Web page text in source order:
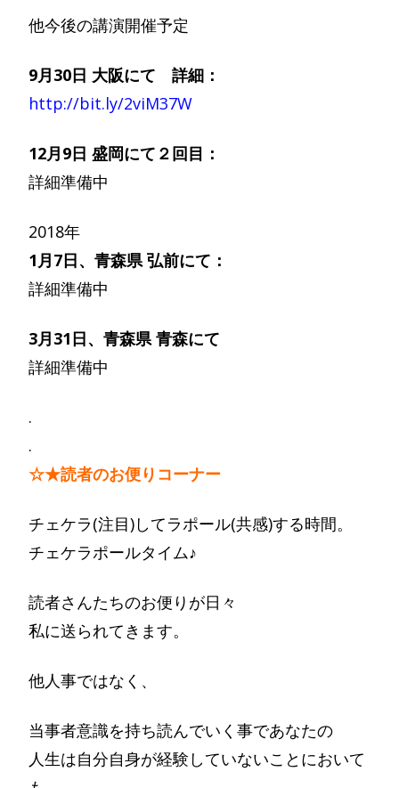
他今後の講演開催予定
9月30日 大阪にて 詳細：
http://bit.ly/2viM37W
12月9日 盛岡にて２回目：
詳細準備中
2018年
1月7日、青森県 弘前にて：
詳細準備中
3月31日、青森県 青森にて
詳細準備中
.
.
☆★読者のお便りコーナー
チェケラ(注目)してラポール(共感)する時間。
チェケラポールタイム♪
読者さんたちのお便りが日々
私に送られてきます。
他人事ではなく、
当事者意識を持ち読んでいく事であなたの
人生は自分自身が経験していないことにおいて